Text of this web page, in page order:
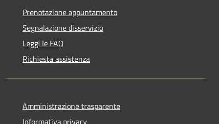
Prenotazione appuntamento
Segnalazione disservizio
Leggi le FAQ
Richiesta assistenza
Amministrazione trasparente
Informativa privacy